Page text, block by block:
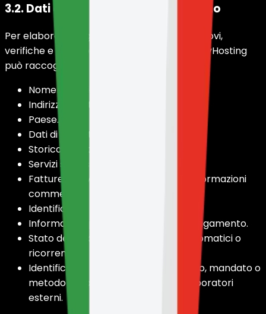
3.2. Dati di fatturazione e pagamento
Per elaborare pagamenti, fatturazione, rinnovi,
verifiche e adempimenti amministrativi, HolyHosting
può raccogliere:
Nome completo.
Indirizzo di fatturazione.
Paese.
Dati di contatto.
Storico dei pagamenti.
Servizi sottoscritti.
Fatture, ricevute, note di credito o informazioni
commerciali correlate.
Identificatori delle transazioni.
Informazioni parziali del metodo di pagamento.
Stato degli abbonamenti, rinnovi automatici o
ricorrenze.
Identificatori di cliente, abbonamento, mandato o
metodo di pagamento forniti da elaboratori
esterni.